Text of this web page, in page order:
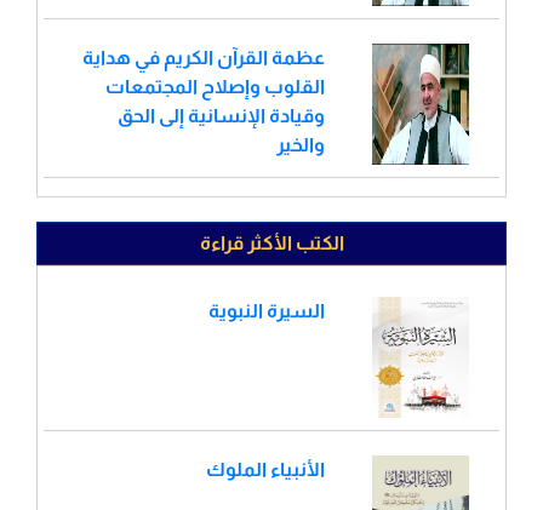
عظمة القرآن الكريم في هداية
القلوب وإصلاح المجتمعات
وقيادة الإنسانية إلى الحق
والخير
الكتب الأكثر قراءة
السيرة النبوية
الأنبياء الملوك